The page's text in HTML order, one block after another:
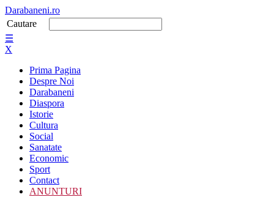
Darabaneni.ro
Cautare
☰
X
Prima Pagina
Despre Noi
Darabaneni
Diaspora
Istorie
Cultura
Social
Sanatate
Economic
Sport
Contact
ANUNTURI